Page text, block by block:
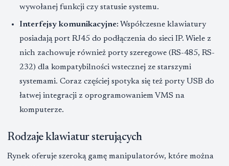
wywołanej funkcji czy statusie systemu.
Interfejsy komunikacyjne: Współczesne klawiatury
posiadają port RJ45 do podłączenia do sieci IP. Wiele z
nich zachowuje również porty szeregowe (RS-485, RS-
232) dla kompatybilności wstecznej ze starszymi
systemami. Coraz częściej spotyka się też porty USB do
łatwej integracji z oprogramowaniem VMS na
komputerze.
Rodzaje klawiatur sterujących
Rynek oferuje szeroką gamę manipulatorów, które można